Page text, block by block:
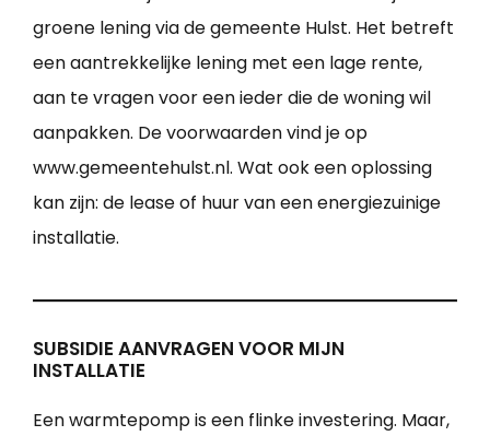
groene lening via de gemeente Hulst. Het betreft
een aantrekkelijke lening met een lage rente,
aan te vragen voor een ieder die de woning wil
aanpakken. De voorwaarden vind je op
www.gemeentehulst.nl. Wat ook een oplossing
kan zijn: de lease of huur van een energiezuinige
installatie.
SUBSIDIE AANVRAGEN VOOR MIJN
INSTALLATIE
Een warmtepomp is een flinke investering. Maar,